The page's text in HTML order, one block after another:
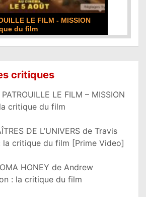
LE FILM - MISSION
du film
critiques
LE FILM – MISSION
critique du film
DE L’UNIVERS de Travis
la critique du film [Prime Video]
HONEY de Andrew
: la critique du film